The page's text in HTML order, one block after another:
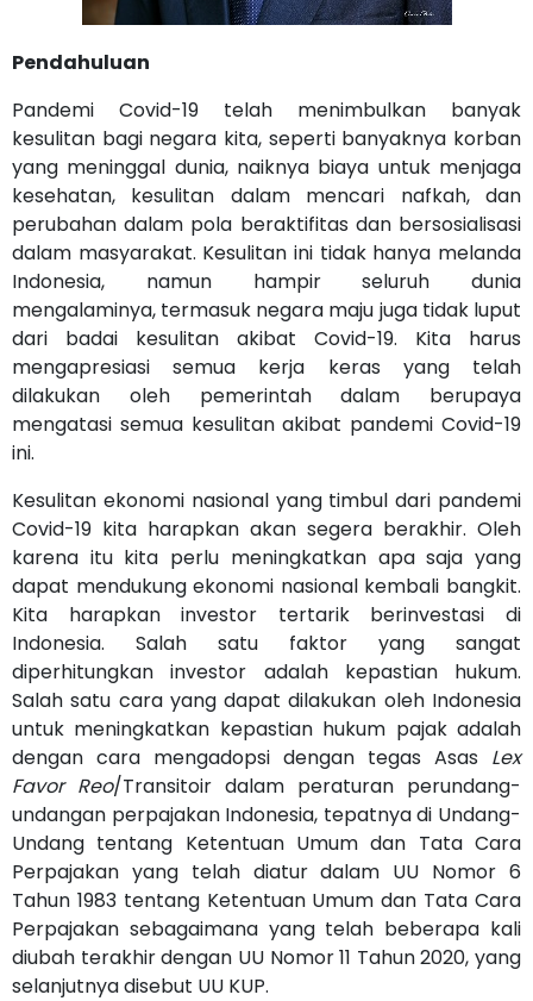
Pendahuluan
Pandemi Covid-19 telah menimbulkan banyak
kesulitan bagi negara kita, seperti banyaknya korban
yang meninggal dunia, naiknya biaya untuk menjaga
kesehatan, kesulitan dalam mencari nafkah, dan
perubahan dalam pola beraktifitas dan bersosialisasi
dalam masyarakat. Kesulitan ini tidak hanya melanda
Indonesia, namun hampir seluruh dunia
mengalaminya, termasuk negara maju juga tidak luput
dari badai kesulitan akibat Covid-19. Kita harus
mengapresiasi semua kerja keras yang telah
dilakukan oleh pemerintah dalam berupaya
mengatasi semua kesulitan akibat pandemi Covid-19
ini.
Kesulitan ekonomi nasional yang timbul dari pandemi
Covid-19 kita harapkan akan segera berakhir. Oleh
karena itu kita perlu meningkatkan apa saja yang
dapat mendukung ekonomi nasional kembali bangkit.
Kita harapkan investor tertarik berinvestasi di
Indonesia. Salah satu faktor yang sangat
diperhitungkan investor adalah kepastian hukum.
Salah satu cara yang dapat dilakukan oleh Indonesia
untuk meningkatkan kepastian hukum pajak adalah
dengan cara mengadopsi dengan tegas Asas Lex
Favor Reo/Transitoir dalam peraturan perundang-
undangan perpajakan Indonesia, tepatnya di Undang-
Undang tentang Ketentuan Umum dan Tata Cara
Perpajakan yang telah diatur dalam UU Nomor 6
Tahun 1983 tentang Ketentuan Umum dan Tata Cara
Perpajakan sebagaimana yang telah beberapa kali
diubah terakhir dengan UU Nomor 11 Tahun 2020, yang
selanjutnya disebut UU KUP.